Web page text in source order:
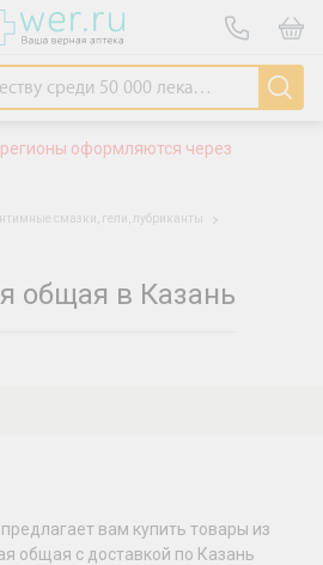
оформляются через
смазки, гели, лубриканты
общая в Казань
вам купить товары из
общая с доставкой по Казань